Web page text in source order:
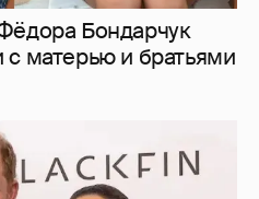
вышли в свет